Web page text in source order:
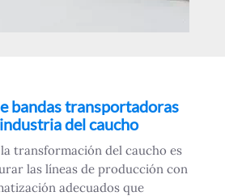
bandas transportadoras
del caucho
transformación del caucho es
las líneas de producción con
adecuados que